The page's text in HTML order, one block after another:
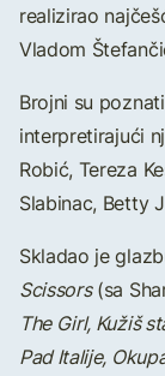
realizirao
Vladom
Brojni su
interpretirajući
Robić, Tereza
Slabinac, Betty
Skladao je
Scissors(sa
The Girl, Kužiš
Pad Italije,